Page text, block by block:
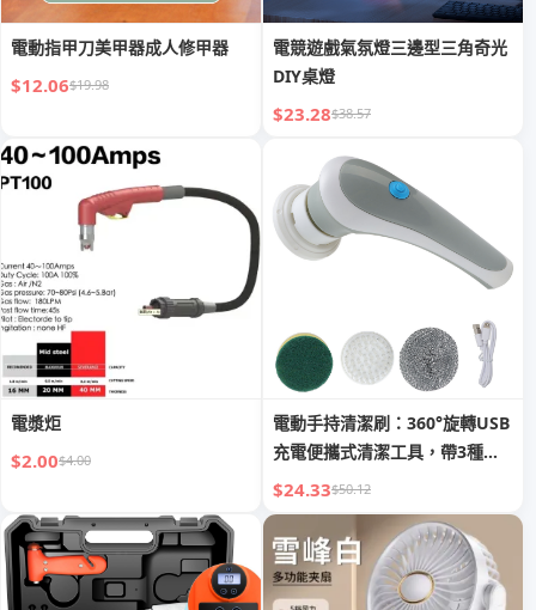
電動指甲刀美甲器成人修甲器
$12.06$19.98
電競遊戲氣氛燈三邊型三角奇光
DIY桌燈
$23.28$38.57
電漿炬
$2.00$4.00
電動手持清潔刷：360°旋轉USB
充電便攜式清潔工具，帶3種刷
頭
$24.33$50.12